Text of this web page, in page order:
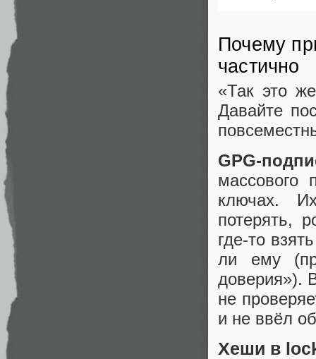
Почему
частично
«Так это
Давайте
GPG-
массового
ключах.
потерять,
где-то
ли ему
доверия»).
не
и не ввёл
Хеши в